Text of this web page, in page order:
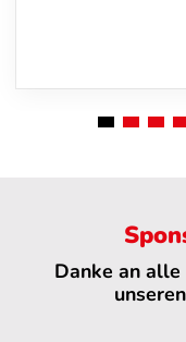
Danke an